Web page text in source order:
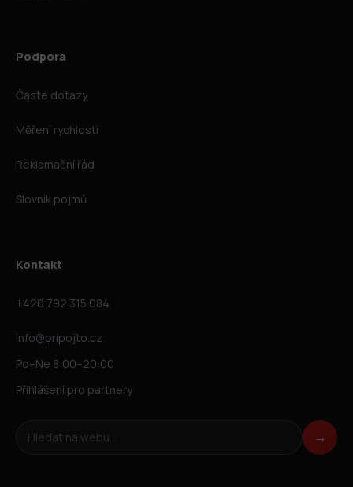
Podpora
Časté dotazy
Měření rychlosti
Reklamační řád
Slovník pojmů
Kontakt
+420 792 315 084
info@pripojto.cz
Po–Ne 8:00–20:00
Přihlášení pro partnery
Hledat na webu →